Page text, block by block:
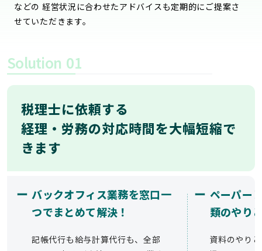
などの 経営状況に合わせたアドバイスも定期的にご提案さ
せていただきます。
Solution 01
税理士に依頼する
経理・労務の対応時間を大幅短縮で
きます
ー バックオフィス業務を窓口一
つでまとめて解決！
記帳代行も給与計算代行も、全部
ー ペーパー
類のやり
資料のやり